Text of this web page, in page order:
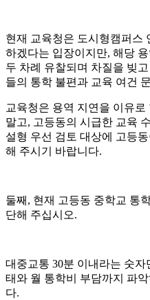
현재 교육청은 도시형캠퍼스
하겠다는 입장이지만, 해당
두 차례 유찰되며 차질을 빚
들의 통학 불편과 교육 여건
교육청은 용역 지연을 이유로
말고, 고등동의 시급한 교육
설형 우선 검토 대상에 고등
해 주시기 바랍니다.
둘째, 현재 고등동 중학교 통
단해 주십시오.
대중교통 30분 이내라는 숫
태와 월 통학비 부담까지 파
다.